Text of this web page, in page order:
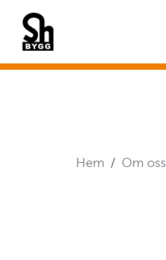
Hem Om oss